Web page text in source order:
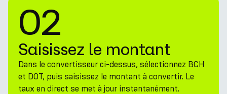
02
Saisissez le montant
Dans le convertisseur ci-dessus, sélectionnez BCH
et DOT, puis saisissez le montant à convertir. Le
taux en direct se met à jour instantanément.